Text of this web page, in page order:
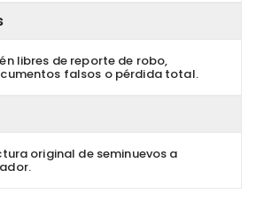
libres de reporte de robo,
falsos o pérdida total.
original de seminuevos a